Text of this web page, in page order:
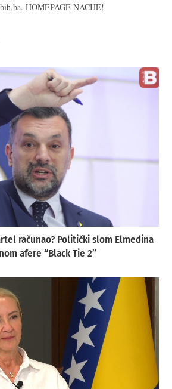
HOMEPAGE NACIJE!
računao? Politički slom Elmedina
afere “Black Tie 2”